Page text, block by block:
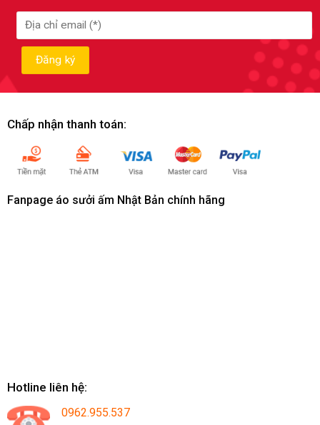
Chấp nhận thanh toán:
Fanpage áo sưởi ấm Nhật Bản chính hãng
Hotline liên hệ:
0962.955.537